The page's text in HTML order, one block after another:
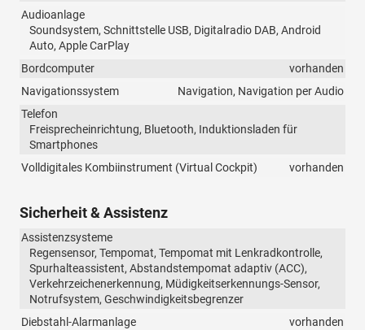
Audioanlage
Soundsystem, Schnittstelle USB, Digitalradio DAB, Android
Auto, Apple CarPlay
Bordcomputer
vorhanden
Navigationssystem
Navigation, Navigation per Audio
Telefon
Freisprecheinrichtung, Bluetooth, Induktionsladen für
Smartphones
Volldigitales Kombiinstrument (Virtual Cockpit)
vorhanden
Sicherheit & Assistenz
Assistenzsysteme
Regensensor, Tempomat, Tempomat mit Lenkradkontrolle,
Spurhalteassistent, Abstandstempomat adaptiv (ACC),
Verkehrzeichenerkennung, Müdigkeitserkennungs-Sensor,
Notrufsystem, Geschwindigkeitsbegrenzer
Diebstahl-Alarmanlage
vorhanden